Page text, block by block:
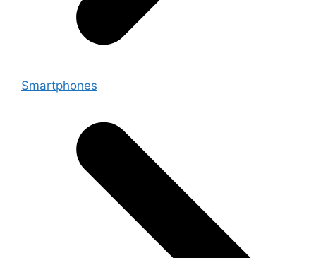
Smartphones